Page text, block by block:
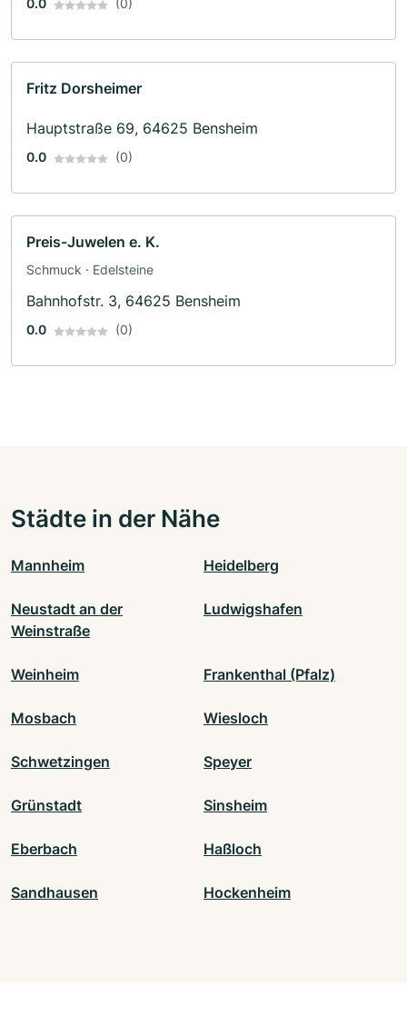
0.0 (0)
Fritz Dorsheimer
Hauptstraße 69, 64625 Bensheim
0.0 (0)
Preis-Juwelen e. K.
Schmuck · Edelsteine
Bahnhofstr. 3, 64625 Bensheim
0.0 (0)
Städte in der Nähe
Mannheim Heidelberg
Neustadt an der
Weinstraße
Ludwigshafen
Weinheim Frankenthal (Pfalz)
Mosbach Wiesloch
Schwetzingen Speyer
Grünstadt Sinsheim
Eberbach Haßloch
Sandhausen Hockenheim